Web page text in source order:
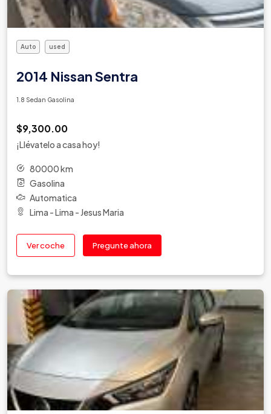
Auto used
2014 Nissan Sentra
1.8 Sedan Gasolina
$9,300.00
¡Llévatelo a casa hoy!
80000 km
Gasolina
Automatica
Lima - Lima - Jesus Maria
Ver coche Pregunte ahora